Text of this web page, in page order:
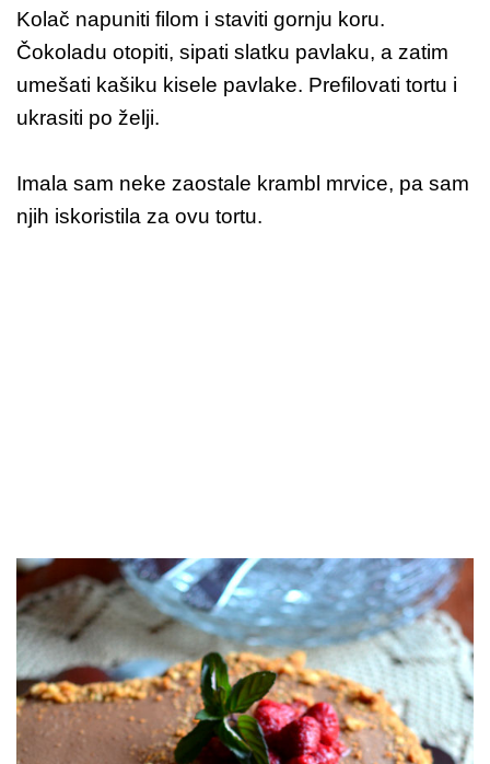
Kolač napuniti filom i staviti gornju koru.
Čokoladu otopiti, sipati slatku pavlaku, a zatim
umešati kašiku kisele pavlake. Prefilovati tortu i
ukrasiti po želji.
Imala sam neke zaostale krambl mrvice, pa sam
njih iskoristila za ovu tortu.